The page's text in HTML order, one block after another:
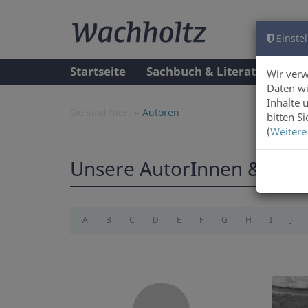
Wir
Daten
Inhalte
bitten
(
Startseite Sachbuch & Literatur
Autoren
Unsere AutorInnen &
A B C D E F G H I J